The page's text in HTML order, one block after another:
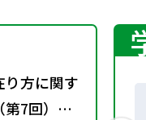
り方に関す
第7回）配